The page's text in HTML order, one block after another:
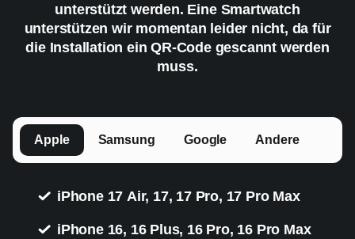
unterstützt werden. Eine Smartwatch
unterstützen wir momentan leider nicht, da für
die Installation ein QR-Code gescannt werden
muss.
Apple Samsung Google Andere
iPhone 17 Air, 17, 17 Pro, 17 Pro Max
iPhone 16, 16 Plus, 16 Pro, 16 Pro Max